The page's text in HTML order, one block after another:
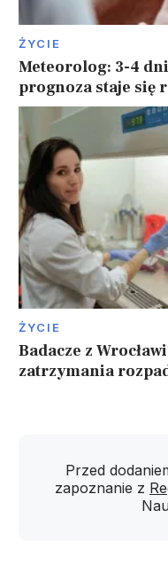
ŻYCIE
Meteorolog: 3-4
prognoza staje się
ŻYCIE
Badacze z
zatrzymania
Przed
zapoznanie z